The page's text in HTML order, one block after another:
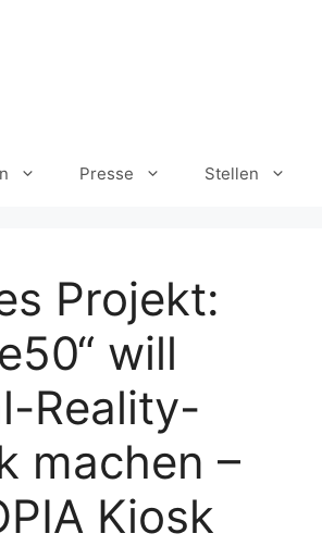
Presse Stellen
Projekt:
will
Reality-
machen –
Kiosk